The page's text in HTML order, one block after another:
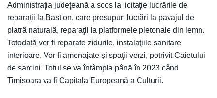
Administraţia judeţeană a scos la licitaţie lucrările de
reparaţii la Bastion, care presupun lucrări la pavajul de
piatră naturală, reparaţii la platformele pietonale din lemn.
Totodată vor fi reparate zidurile, instalaţiile sanitare
interioare. Vor fi amenajate și spaţii verzi, potrivit Caietului
de sarcini. Totul se va întâmpla până în 2023 când
Timișoara va fi Capitala Europeană a Culturii.